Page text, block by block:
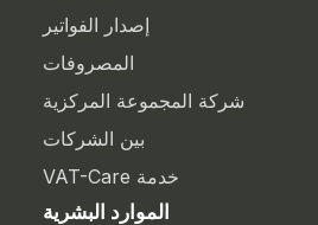
إصدار الفواتير
المصروفات
شركة المجموعة المركزية
بين الشركات
خدمة VAT-Care
الموارد البشرية